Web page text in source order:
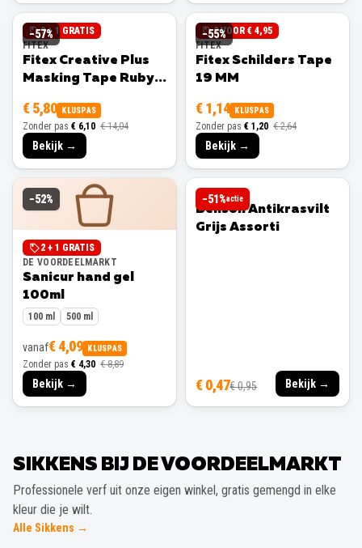
−57%
3 + 1 GRATIS
FITEX
Fitex Creative Plus
Masking Tape Ruby
€ 5,80 KLUSPAS
Zonder pas € 6,10 € 14,04
Bekijk →
−55%
3 VOOR € 4,95
FITEX
Fitex Schilders Tape
19 MM
€ 1,14 KLUSPAS
Zonder pas € 1,20 € 2,64
Bekijk →
−52%
2 + 1 GRATIS
DE VOORDEELMARKT
Sanicur hand gel
100ml
100 ml 500 ml
vanaf€ 4,09 KLUSPAS
Zonder pas € 4,30 € 8,89
Bekijk →
−51%actie
BENSON
Benson Antikrasvilt
Grijs Assorti
€ 0,47€ 0,95 Bekijk →
SIKKENS BIJ DE VOORDEELMARKT
Professionele verf uit onze eigen winkel, gratis gemengd in elke
kleur die je wilt.
Alle Sikkens →